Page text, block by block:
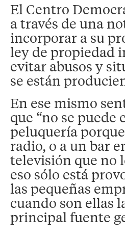
El Centro
a través de una
incorporar a su
ley de propiedad
evitar abusos y
se están
En ese mismo
que “no se puede
peluquería
radio, o a un bar
televisión que no
eso sólo está
las pequeñas
cuando son ellas
principal fuente